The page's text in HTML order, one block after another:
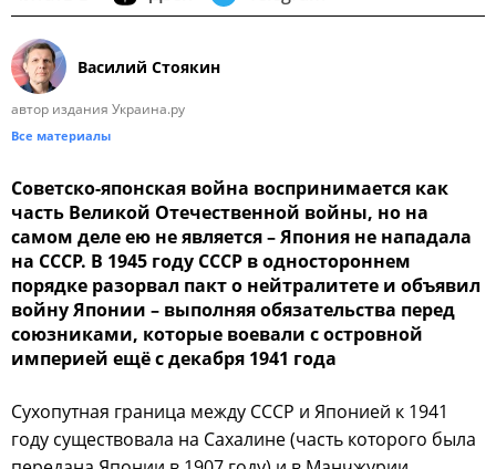
Василий Стоякин
автор издания Украина.ру
Все материалы
Советско-японская война воспринимается как
часть Великой Отечественной войны, но на
самом деле ею не является – Япония не нападала
на СССР. В 1945 году СССР в одностороннем
порядке разорвал пакт о нейтралитете и объявил
войну Японии – выполняя обязательства перед
союзниками, которые воевали с островной
империей ещё с декабря 1941 года
Сухопутная граница между СССР и Японией к 1941
году существовала на Сахалине (часть которого была